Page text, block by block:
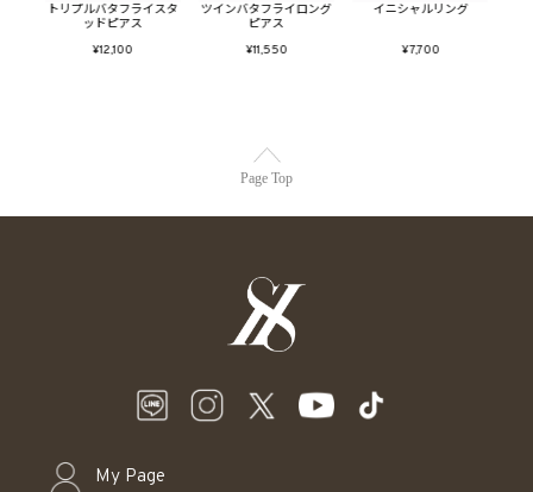
トリプルバタフライスタ
ッドピアス
¥12,100
ツインバタフライロング
ピアス
¥11,550
イニシャルリング
¥7,700
Page Top
My Page